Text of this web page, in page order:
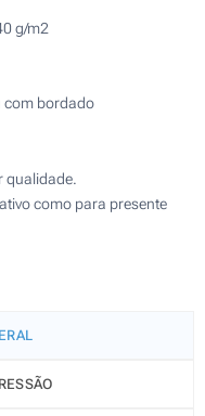
g/m2
com bordado
qualidade.
como para presente